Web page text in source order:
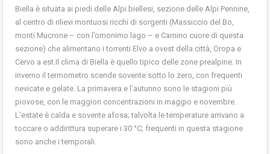
Biella è situata ai piedi delle Alpi biellesi, sezione delle Alpi Pennine,
al centro di rilievi montuosi ricchi di sorgenti (Massiccio del Bo,
monti Mucrone – con l’omonimo lago – e Camino cuore di questa
sezione) che alimentano i torrenti Elvo a ovest della città, Oropa e
Cervo a est.Il clima di Biella è quello tipico delle zone prealpine. In
inverno il termometro scende sovente sotto lo zero, con frequenti
nevicate e gelate. La primavera e l’autunno sono le stagioni più
piovose, con le maggiori concentrazioni in maggio e novembre.
L’estate è calda e sovente afosa; talvolta le temperature arrivano a
toccare o addirittura superare i 30 °C; frequenti in questa stagione
sono anche i temporali.